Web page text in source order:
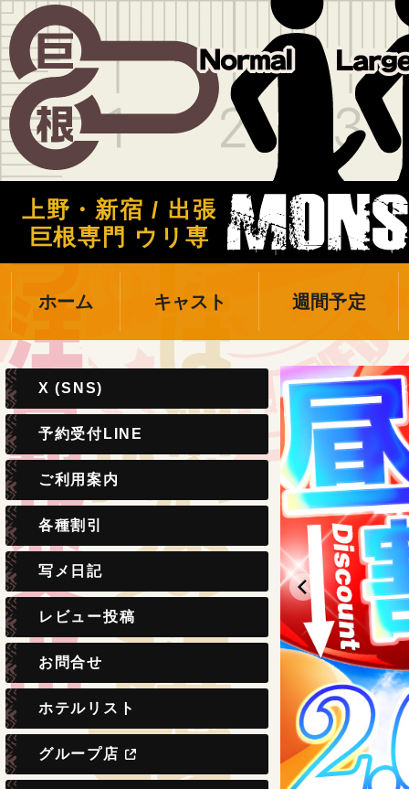
上野・新宿 / 出張
巨根専門 ウリ専
ホーム キャスト 週間予定
X (SNS)
予約受付LINE
ご利用案内
各種割引
写メ日記
レビュー投稿
お問合せ
ホテルリスト
グループ店